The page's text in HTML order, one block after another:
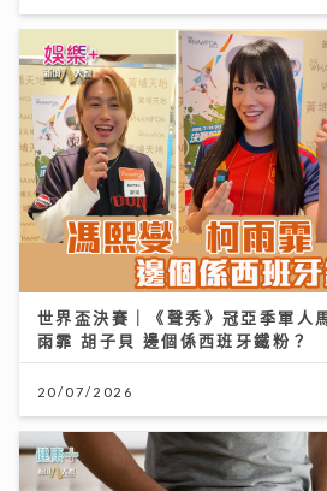
世界盃決賽｜《聲秀》冠亞季軍人
雨霏 胡子貝 邊個係西班牙鐵粉？
20/07/2026